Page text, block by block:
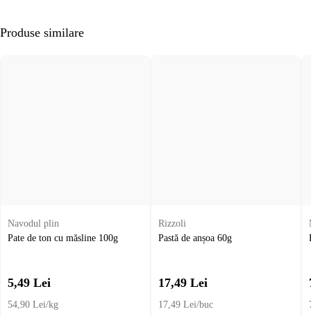
Produse similare
Navodul plin
Pate de ton cu măsline 100g
5,49 Lei
54,90 Lei/kg
Rizzoli
Pastă de anșoa 60g
17,49 Lei
17,49 Lei/buc